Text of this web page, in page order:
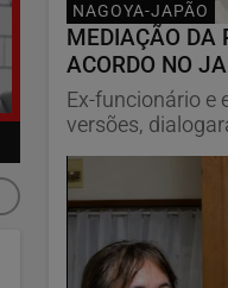
NAGOYA-JAPÃO
MEDIAÇÃO DA
ACORDO NO
Ex-funcionário e
versões,